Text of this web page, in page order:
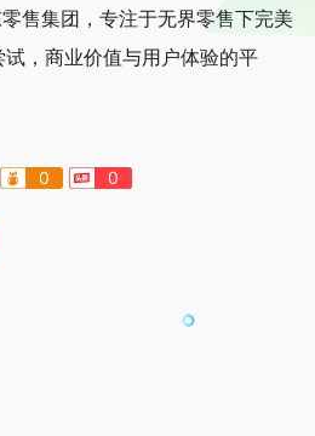
售集团，专注于无界零售下完美
，商业价值与用户体验的平
0 0